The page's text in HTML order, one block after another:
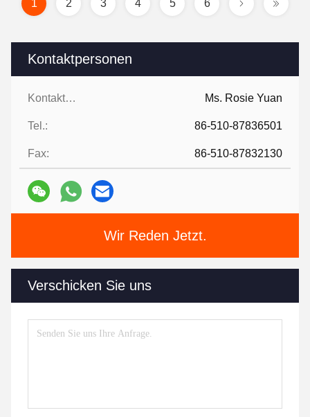
Kontaktpersonen
Kontaktpersonen: Ms. Rosie Yuan
Tel.: 86-510-87836501
Fax: 86-510-87832130
Wir Reden Jetzt.
Verschicken Sie uns
1 2 3 4 5 6